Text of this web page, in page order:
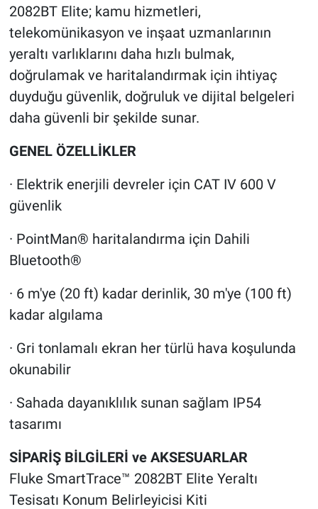
2082BT Elite; kamu hizmetleri,
telekomünikasyon ve inşaat uzmanlarının
yeraltı varlıklarını daha hızlı bulmak,
doğrulamak ve haritalandırmak için ihtiyaç
duyduğu güvenlik, doğruluk ve dijital belgeleri
daha güvenli bir şekilde sunar.
GENEL ÖZELLİKLER
· Elektrik enerjili devreler için CAT IV 600 V
güvenlik
· PointMan® haritalandırma için Dahili
Bluetooth®
· 6 m'ye (20 ft) kadar derinlik, 30 m'ye (100 ft)
kadar algılama
· Gri tonlamalı ekran her türlü hava koşulunda
okunabilir
· Sahada dayanıklılık sunan sağlam IP54
tasarımı
SİPARİŞ BİLGİLERİ ve AKSESUARLAR
Fluke SmartTrace™ 2082BT Elite Yeraltı
Tesisatı Konum Belirleyicisi Kiti